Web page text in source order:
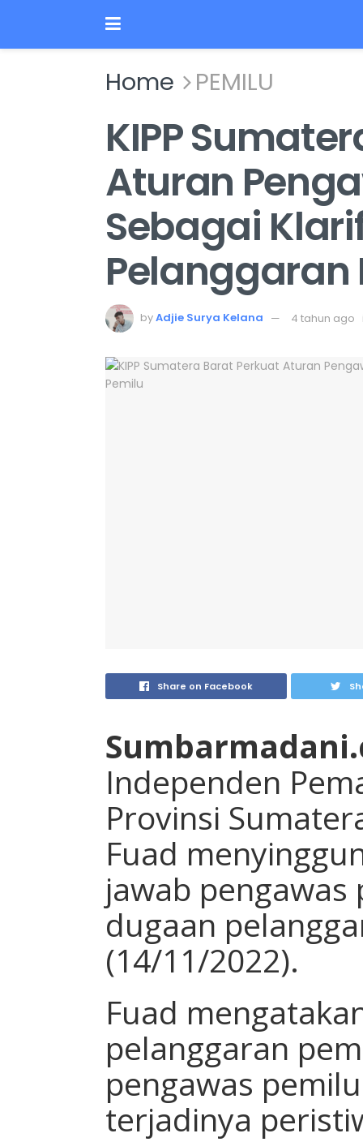
Home PEMILU
KIPP
Aturan
Sebagai
Pelanggaran
byAdjie Surya Kelana 4 tahun ago
Share on Facebook
Independen
Provinsi
Fuad
jawab
dugaan
(14/11/2022).
Fuad
pelanggaran
pengawas
terjadinya